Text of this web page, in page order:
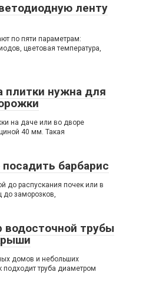
ленту
по пяти параметрам:
цветовая температура,
плитки нужна для
на даче или во дворе
40 мм. Такая
барбарис
до распускания почек или в
заморозков,
водосточной трубы
домов и небольших
подходит труба диаметром